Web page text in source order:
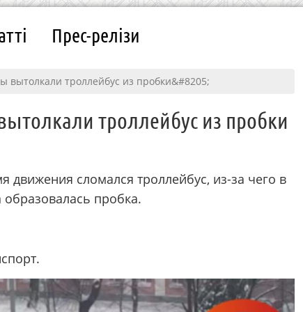
Прес-релізи
вытолкали троллейбус из пробки&#8205;
троллейбус из пробки‍
движения сломался троллейбус, из-за чего в
пробка.